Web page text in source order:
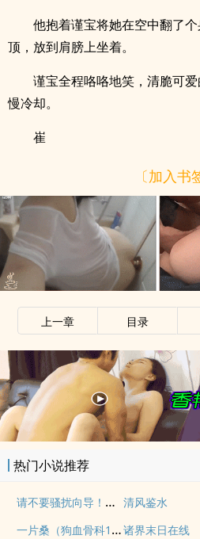
他抱着谨宝将她在空中翻了
顶，放到肩膀上坐着。
谨宝全程咯咯地笑，清脆可
慢冷却。
崔
〔加入书
上一章 目录
热门小说推荐
请不要骚扰向导！（哨向NPH） 清风鉴水
一片桑（狗血骨科1v1）诸界末日在线